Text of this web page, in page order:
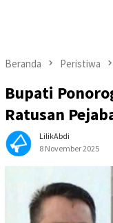
Beranda Peristiwa
Bupati
Ratusan
LilikAbdi
8 November 2025